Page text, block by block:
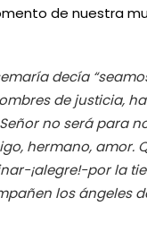
de nuestra
decía
de justicia,
no será para
hermano, amor.
¡alegre!-por la
los ángeles